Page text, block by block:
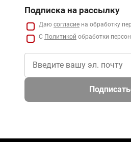
Подписка на рассылку
Даю согласие на обработку
С Политикой обработки